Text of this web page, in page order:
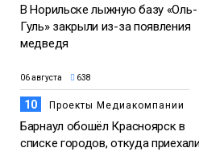
В Норильске лыжную базу «Оль-
Гуль» закрыли из-за появления
медведя
06 августа 638
10 Проекты Медиакомпании
Барнаул обошёл Красноярск в
списке городов, откуда приехали